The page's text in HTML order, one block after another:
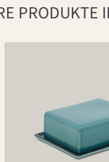
PRODUKTE